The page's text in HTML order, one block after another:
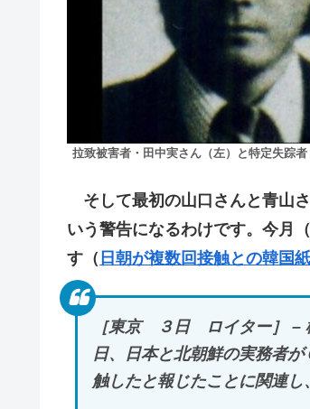
拉致被害者・田中実さん（左）と特定失踪者
そして最初の山口さんと青山
いう警告になるわけです。今月
す（ 日朝が複数回接触との韓国
［東京 ３日 ロイター］ –
日、日本と北朝鮮の実務者
触したと報じたことに関連し